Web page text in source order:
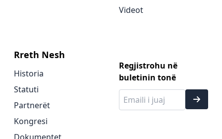
Videot
Rreth Nesh
Historia
Statuti
Partnerët
Kongresi
Regjistrohu në
buletinin tonë